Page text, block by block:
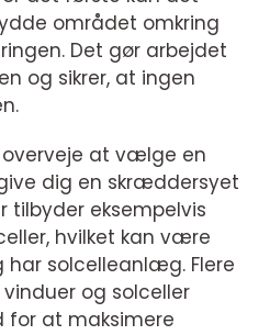
området omkring
Det gør arbejdet
og sikrer, at ingen
at vælge en
dig en skræddersyet
tilbyder eksempelvis
hvilket kan være
har solcelleanlæg. Flere
og solceller
for at maksimere